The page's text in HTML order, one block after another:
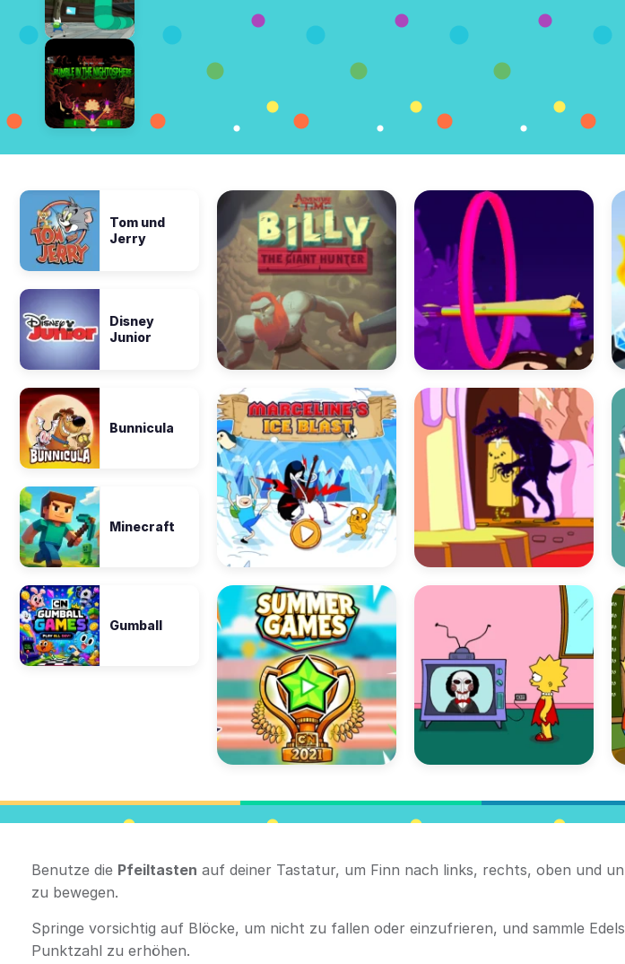
Tom und
Jerry
Disney
Junior
Bunnicula
Minecraft
Gumball
Benutze die Pfeiltasten auf deiner Tastatur, um Finn nach links, rechts, oben und
zu bewegen.
Springe vorsichtig auf Blöcke, um nicht zu fallen oder einzufrieren, und sammle
Punktzahl zu erhöhen.